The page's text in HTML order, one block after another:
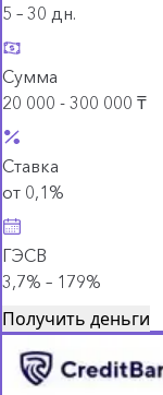
5 – 30 дн.
Сумма
20 000 - 300 000 ₸
Ставка
от 0,1%
ГЭСВ
3,7% – 179%
Получить деньги